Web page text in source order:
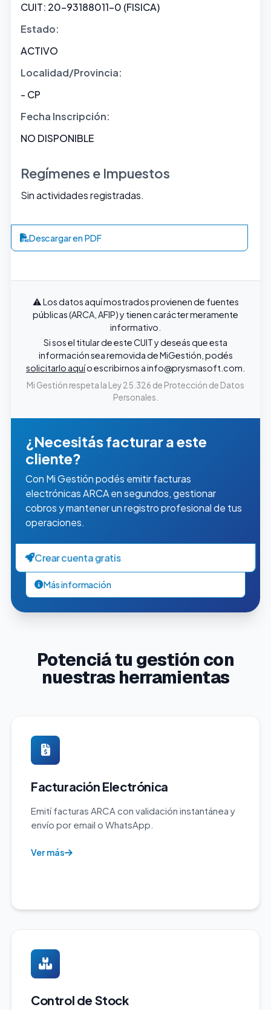
CUIT: 20-93188011-0 (FISICA)
Estado:
ACTIVO
Localidad/Provincia:
- CP
Fecha Inscripción:
NO DISPONIBLE
Regímenes e Impuestos
Sin actividades registradas.
Descargar en PDF
⚠️ Los datos aquí mostrados provienen de fuentes
públicas (ARCA, AFIP) y tienen carácter meramente
informativo.
Si sos el titular de este CUIT y deseás que esta
información sea removida de MiGestión, podés
solicitarlo aquío escribirnos ainfo@prysmasoft.com
Mi Gestión respeta la Ley 25.326 de Protección de Datos
Personales.
¿Necesitás facturar a este
cliente?
Con Mi Gestión podés emitir facturas
electrónicas ARCA en segundos, gestionar
cobros y mantener un registro profesional de tus
operaciones.
Crear cuenta gratis
Más información
Potenciá tu gestión con
nuestras herramientas
Facturación Electrónica
Emití facturas ARCA con validación instantánea y
envío por email o WhatsApp.
Ver más
Control de Stock